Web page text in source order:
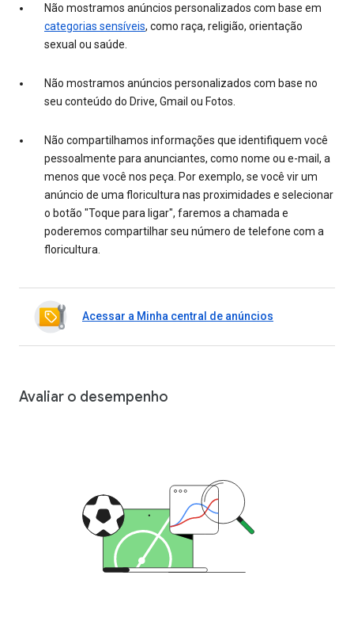
Não mostramos anúncios personalizados com base em
categorias sensíveis, como raça, religião, orientação
sexual ou saúde.
Não mostramos anúncios personalizados com base no
seu conteúdo do Drive, Gmail ou Fotos.
Não compartilhamos informações que identifiquem você
pessoalmente para anunciantes, como nome ou e-mail, a
menos que você nos peça. Por exemplo, se você vir um
anúncio de uma floricultura nas proximidades e selecionar
o botão "Toque para ligar", faremos a chamada e
poderemos compartilhar seu número de telefone com a
floricultura.
Acessar a Minha central de anúncios
Avaliar o desempenho